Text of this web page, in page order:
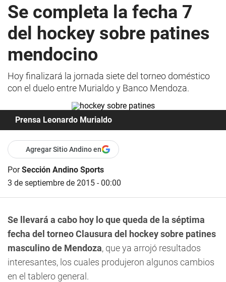
Se completa la fecha 7
del hockey sobre patines
mendocino
Hoy finalizará la jornada siete del torneo doméstico
con el duelo entre Murialdo y Banco Mendoza.
Prensa Leonardo Murialdo
Agregar Sitio Andino en
PorSección Andino Sports
3 de septiembre de 2015 - 00:00
Se llevará a cabo hoy lo que queda de la séptima
fecha del torneo Clausura del hockey sobre patines
masculino de Mendoza, que ya arrojó resultados
interesantes, los cuales produjeron algunos cambios
en el tablero general.